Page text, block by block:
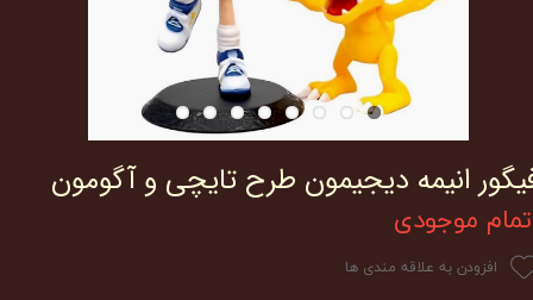
انیمه دیجیمون طرح تایچی و آگومون
موجودی
افزودن به علاقه مندی ها